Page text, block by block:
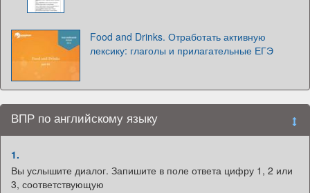
Food and Drinks. Отработать активную
лексику: глаголы и прилагательные ЕГЭ
ВПР по английскому языку
1.
Вы услышите диалог. Запишите в поле ответа цифру 1, 2 или
3, соответствующую